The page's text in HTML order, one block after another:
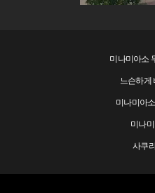
미나미아소
느슨하게
미나미아
미나
사쿠